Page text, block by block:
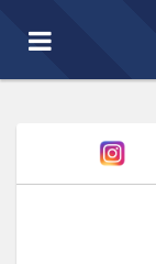
Toggle
navigation